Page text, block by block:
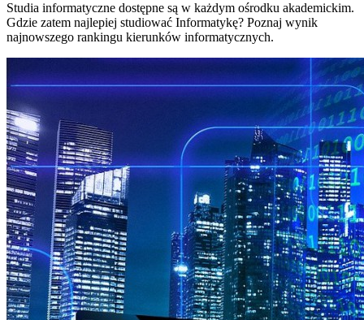
Studia informatyczne dostępne są w każdym ośrodku akademickim.
Gdzie zatem najlepiej studiować Informatykę? Poznaj wynik
najnowszego rankingu kierunków informatycznych.